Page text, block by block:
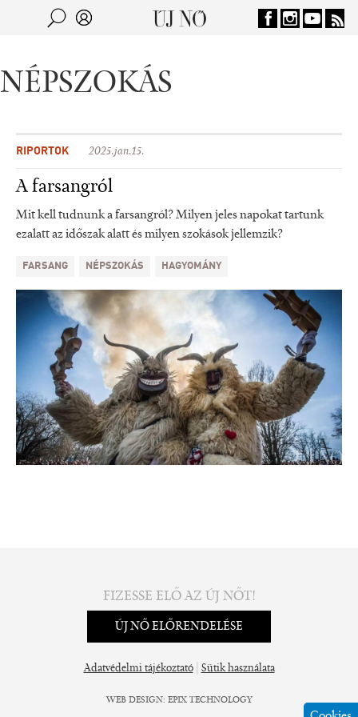
Jump to navigation
NÉPSZOKÁS
RIPORTOK 2025.jan.15.
A farsangról
Mit kell tudnunk a farsangról? Milyen jeles napokat tartunk
ezalatt az időszak alatt és milyen szokások jellemzik?
FARSANG NÉPSZOKÁS HAGYOMÁNY
FIZESSE ELŐ AZ ÚJ NŐT!
ÚJ NŐ ELŐRENDELÉSE
Adatvédelmi tájékoztató| Sütik használata
WEB DESIGN: EPIX TECHNOLOGY